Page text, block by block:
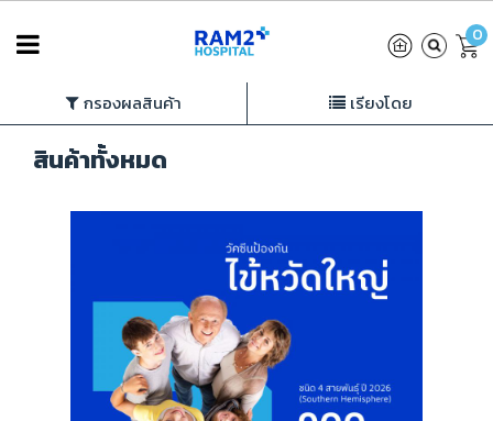
0
หน้าหลัก สินค้าทั้งหมด
กรองผลสินค้า เรียงโดย
สินค้าทั้งหมด